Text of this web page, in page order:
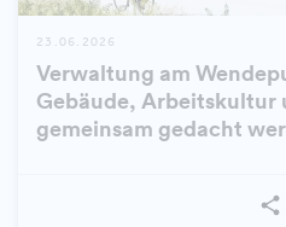
23.06.2026
Verwaltung am
Gebäude, Arbeitskultur
gemeinsam gedacht